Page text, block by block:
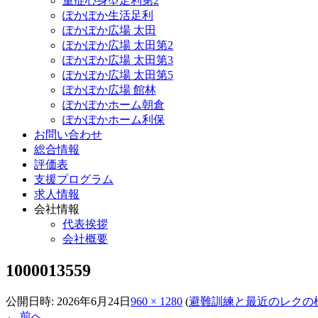
ぽかぽか生活足利
ぽかぽか広場 太田
ぽかぽか広場 太田第2
ぽかぽか広場 太田第3
ぽかぽか広場 太田第5
ぽかぽか広場 館林
ぽかぽかホーム朝倉
ぽかぽかホーム利保
お問い合わせ
総合情報
評価表
支援プログラム
求人情報
会社情報
代表挨拶
会社概要
1000013559
公開日時: 2026年6月24日 960 × 1280 (避難訓練と最近のレクの